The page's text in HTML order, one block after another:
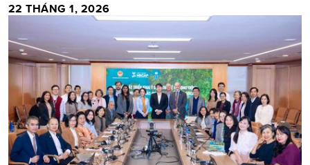
22 THÁNG 1, 2026